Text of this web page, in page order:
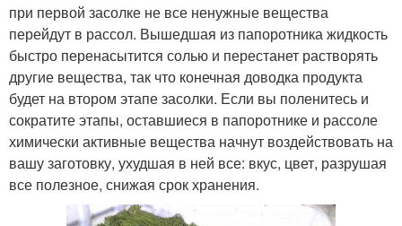
при первой засолке не все ненужные вещества
перейдут в рассол. Вышедшая из папоротника жидкость
быстро перенасытится солью и перестанет растворять
другие вещества, так что конечная доводка продукта
будет на втором этапе засолки. Если вы поленитесь и
сократите этапы, оставшиеся в папоротнике и рассоле
химически активные вещества начнут воздействовать на
вашу заготовку, ухудшая в ней все: вкус, цвет, разрушая
все полезное, снижая срок хранения.